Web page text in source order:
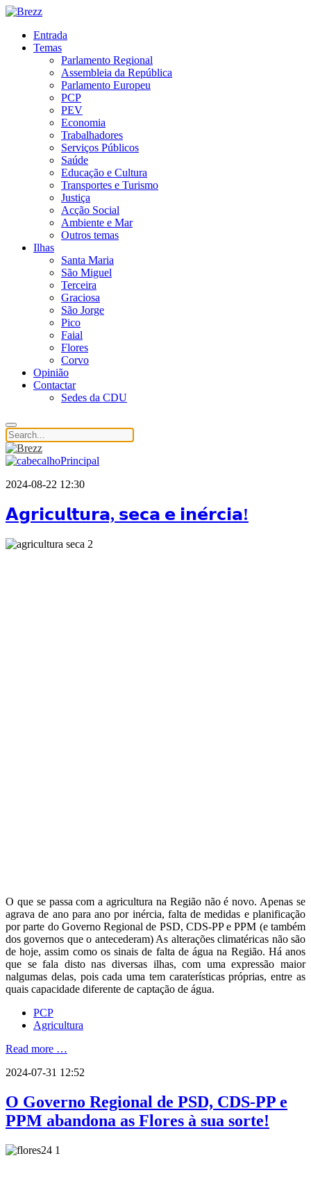
Entrada
Temas
Parlamento Regional
Assembleia da República
Parlamento Europeu
PCP
PEV
Economia
Trabalhadores
Serviços Públicos
Saúde
Educação e Cultura
Transportes e Turismo
Justiça
Acção Social
Ambiente e Mar
Outros temas
Ilhas
Santa Maria
São Miguel
Terceira
Graciosa
São Jorge
Pico
Faial
Flores
Corvo
Opinião
Contactar
Sedes da CDU
2024-08-22 12:30
𝗔𝗴𝗿𝗶𝗰𝘂𝗹𝘁𝘂𝗿𝗮, 𝘀𝗲𝗰𝗮 𝗲 𝗶𝗻𝗲́𝗿𝗰𝗶𝗮!
O que se passa com a agricultura na Região não é novo. Apenas se
agrava de ano para ano por inércia, falta de medidas e planificação
por parte do Governo Regional de PSD, CDS-PP e PPM (e também
dos governos que o antecederam) As alterações climatéricas não são
de hoje, assim como os sinais de falta de água na Região. Há anos
que se fala disto nas diversas ilhas, com uma expressão maior
nalgumas delas, pois cada uma tem caraterísticas próprias, entre as
quais capacidade diferente de captação de água.
PCP
Agricultura
Read more …
2024-07-31 12:52
O Governo Regional de PSD, CDS-PP e
PPM abandona as Flores à sua sorte!